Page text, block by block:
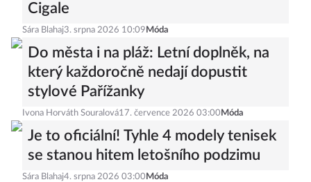
Cigale
Sára Blahaj3. srpna 2026 10:09 Móda
Do města i na pláž: Letní doplněk, na
který každoročně nedají dopustit
stylové Pařížanky
Ivona Horváth Souralová17. července 2026 03:00 Móda
Je to oficiální! Tyhle 4 modely tenisek
se stanou hitem letošního podzimu
Sára Blahaj4. srpna 2026 03:00 Móda